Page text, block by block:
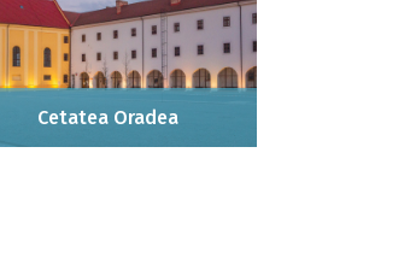
Cetatea Oradea